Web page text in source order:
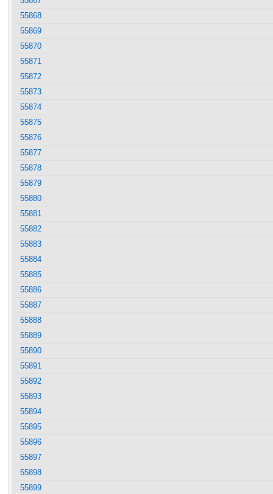
55868
55869
55870
55871
55872
55873
55874
55875
55876
55877
55878
55879
55880
55881
55882
55883
55884
55885
55886
55887
55888
55889
55890
55891
55892
55893
55894
55895
55896
55897
55898
55899